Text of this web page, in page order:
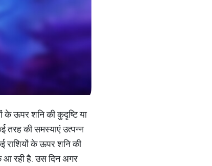
के ऊपर शनि की कुदृष्टि या
तरह की समस्याएं उत्पन्न
राशियों के ऊपर शनि की
आ रही है. उस दिन अगर